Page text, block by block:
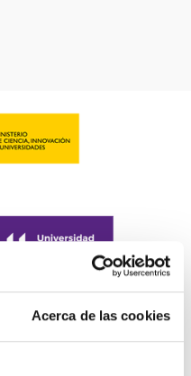
Acerca de las cookies